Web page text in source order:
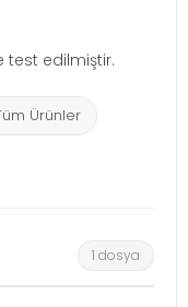
test edilmiştir.
Ürünler
1 dosya